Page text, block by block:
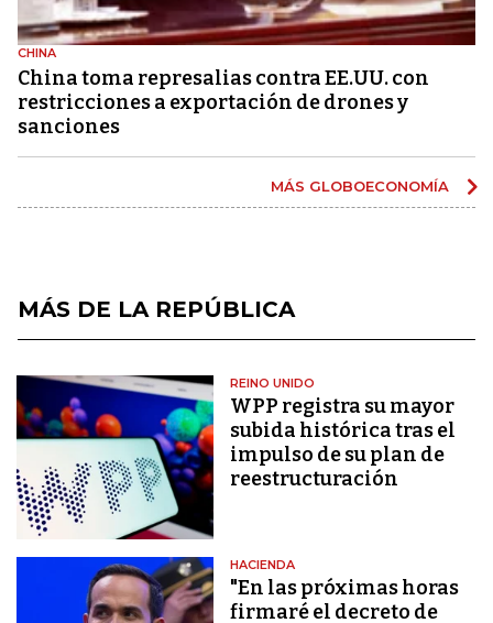
CHINA
China toma represalias contra EE.UU. con
restricciones a exportación de drones y
sanciones
MÁS GLOBOECONOMÍA
MÁS DE LA REPÚBLICA
REINO UNIDO
WPP registra su mayor
subida histórica tras el
impulso de su plan de
reestructuración
HACIENDA
"En las próximas horas
firmaré el decreto de